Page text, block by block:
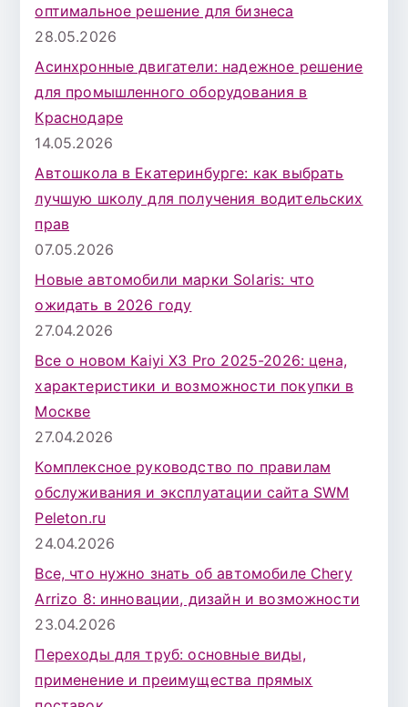
оптимальное решение для бизнеса
28.05.2026
Асинхронные двигатели: надежное решение
для промышленного оборудования в
Краснодаре
14.05.2026
Автошкола в Екатеринбурге: как выбрать
лучшую школу для получения водительских
прав
07.05.2026
Новые автомобили марки Solaris: что
ожидать в 2026 году
27.04.2026
Все о новом Kaiyi X3 Pro 2025-2026: цена,
характеристики и возможности покупки в
Москве
27.04.2026
Комплексное руководство по правилам
обслуживания и эксплуатации сайта SWM
Peleton.ru
24.04.2026
Все, что нужно знать об автомобиле Chery
Arrizo 8: инновации, дизайн и возможности
23.04.2026
Переходы для труб: основные виды,
применение и преимущества прямых